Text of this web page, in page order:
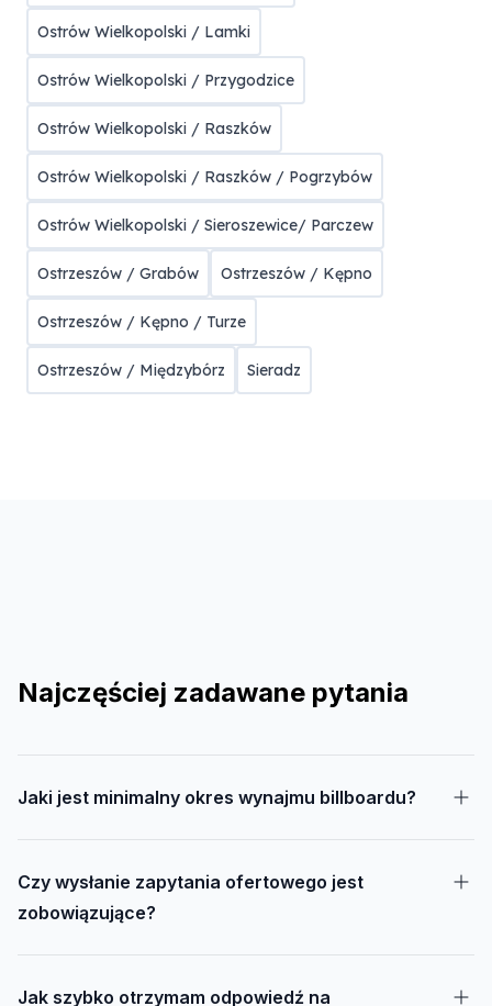
Ostrów Wielkopolski / Lamki
Ostrów Wielkopolski / Przygodzice
Ostrów Wielkopolski / Raszków
Ostrów Wielkopolski / Raszków / Pogrzybów
Ostrów Wielkopolski / Sieroszewice/ Parczew
Ostrzeszów / Grabów Ostrzeszów / Kępno
Ostrzeszów / Kępno / Turze
Ostrzeszów / Międzybórz Sieradz
Najczęściej zadawane pytania
Jaki jest minimalny okres wynajmu billboardu?
Czy wysłanie zapytania ofertowego jest
zobowiązujące?
Jak szybko otrzymam odpowiedź na